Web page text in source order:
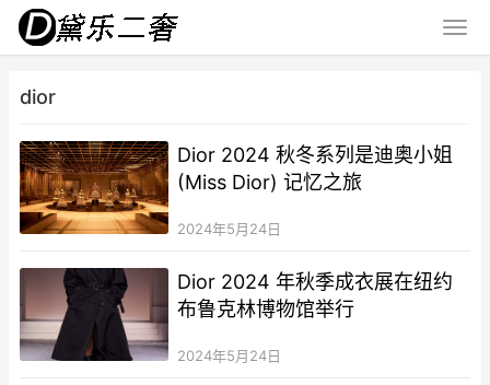
dior
Dior 2024 秋冬系列是迪奥小姐
(Miss Dior) 记忆之旅
2024年5月24日
Dior 2024 年秋季成衣展在纽约
布鲁克林博物馆举行
2024年5月24日